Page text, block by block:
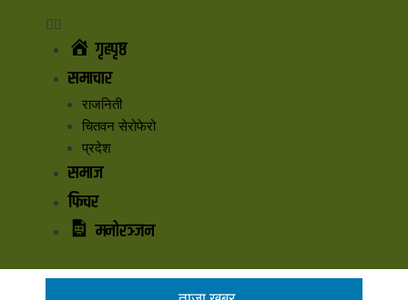
गृहपृष्ठ
समाचार
राजनिती
चितवन सेरोफेरो
प्रदेश
समाज
फिचर
मनोरञ्जन